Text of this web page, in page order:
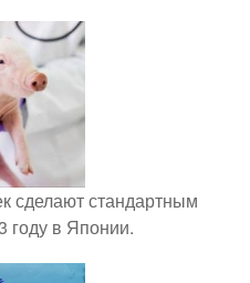
сделают стандартным
году в Японии.